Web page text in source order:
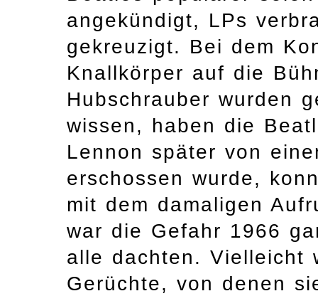
angekündigt, LPs
gekreuzigt. Bei dem
Knallkörper auf die
Hubschrauber wurden
wissen, haben die
Lennon später von
erschossen wurde,
mit dem damaligen
war die Gefahr 1966
alle dachten. Vielleicht
Gerüchte, von denen